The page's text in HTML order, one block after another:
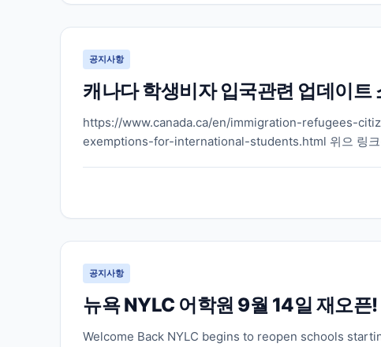
공지사항
캐나다 학생비자 입국관련 업데이트
https://www.canada.ca/en/immigration-refugees-
exemptions-for-international-students.html 위으 링크
공지사항
뉴욕 NYLC 어학원 9월 14일 재오픈!
Welcome Back NYLC begins to reopen schools